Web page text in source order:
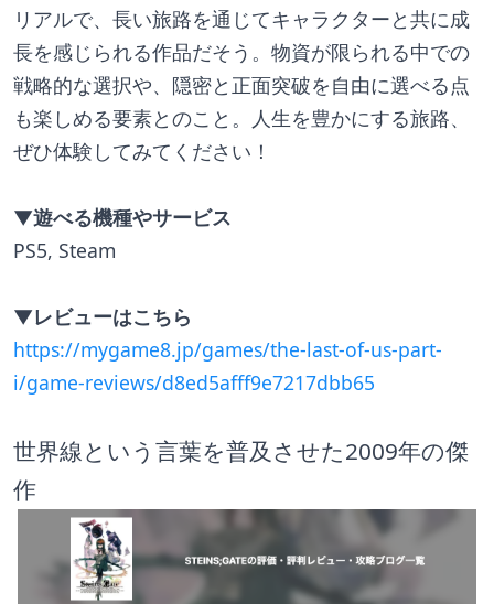
リアルで、長い旅路を通じてキャラクターと共に成
長を感じられる作品だそう。物資が限られる中での
戦略的な選択や、隠密と正面突破を自由に選べる点
も楽しめる要素とのこと。人生を豊かにする旅路、
ぜひ体験してみてください！
▼遊べる機種やサービス
PS5, Steam
▼レビューはこちら
https://mygame8.jp/games/the-last-of-us-part-
i/game-reviews/d8ed5afff9e7217dbb65
世界線という言葉を普及させた2009年の傑
作